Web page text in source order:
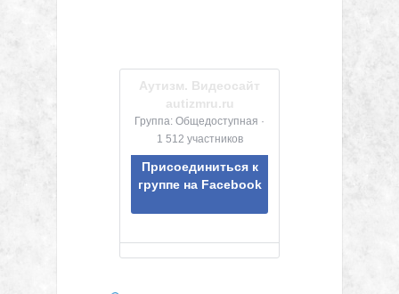
Аутизм. Видеосайт
autizmru.ru
Группа: Общедоступная ·
1 512 участников
Присоединиться к
группе на Facebook